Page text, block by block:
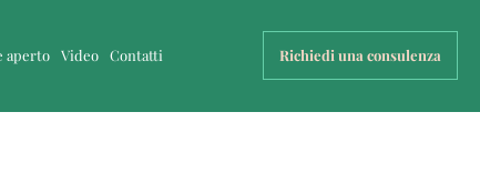
aperto Video Contatti Richiedi una consulenza